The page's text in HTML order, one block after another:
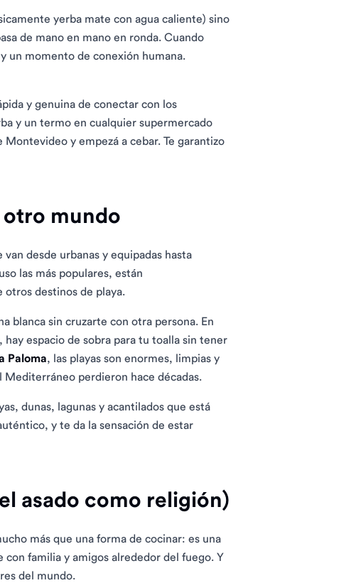
yerba mate con agua caliente) sino
de mano en mano en ronda. Cuando
un momento de conexión humana.
y genuina de conectar con los
y un termo en cualquier supermercado
Montevideo y empezá a cebar. Te garantizo
otro mundo
van desde urbanas y equipadas hasta
las más populares, están
otros destinos de playa.
blanca sin cruzarte con otra persona. En
hay espacio de sobra para tu toalla sin tener
Paloma, las playas son enormes, limpias y
Mediterráneo perdieron hace décadas.
dunas, lagunas y acantilados que está
y te da la sensación de estar
asado como religión)
más que una forma de cocinar: es una
familia y amigos alrededor del fuego. Y
del mundo.